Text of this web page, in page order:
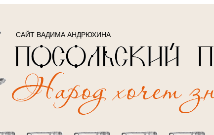
САЙТ ВАДИМА АНДРЮХИНА